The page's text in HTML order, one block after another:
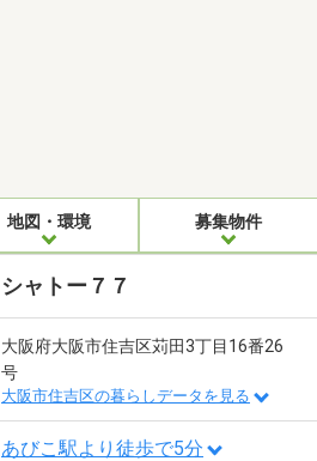
地図・環境 募集物件
シャトー７７
大阪府大阪市住吉区苅田3丁目16番26
号
大阪市住吉区の暮らしデータを見る
あびこ駅より徒歩で5分